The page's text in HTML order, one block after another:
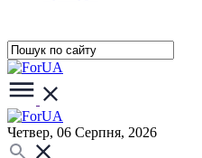
Четвер, 06 Серпня, 2026